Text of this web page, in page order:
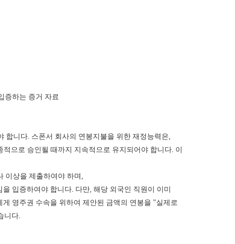
증하는 증거 자료
합니다. 스폰서 회사의 연봉지불을 위한 재정능력은,
으로 승인될 때까지 지속적으로 유지되어야 합니다. 이
이상을 제출하여야 하며,
입증하여야 합니다. 다만, 해당 외국인 직원이 이미
영주권 수속을 위하여 제안된 금액의 연봉을 "실제로
니다.